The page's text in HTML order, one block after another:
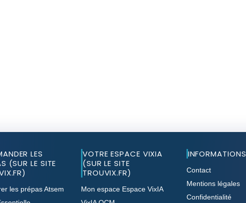
LES
(SUR LE SITE
les prépas Atsem
VOTRE ESPACE VIXIA
(SUR LE SITE
TROUVIX.FR)
Mon espace Espace VixIA
INFORMATIONS
Contact
Mentions légales
Confidentialité